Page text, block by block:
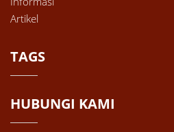
Artikel
TAGS
HUBUNGI KAMI